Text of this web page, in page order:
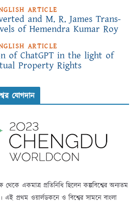
ARTICLE
and M. R. James Trans-
of Hemendra Kumar Roy
ARTICLE
of ChatGPT in the light of
Property Rights
যোগদান
একমাত্র প্রতিনিধি ছিলেন কল্পবিশ্বের অন্যতম
এই প্রথম ওয়ার্লডকনে ও বিশ্বের সামনে বাংলা